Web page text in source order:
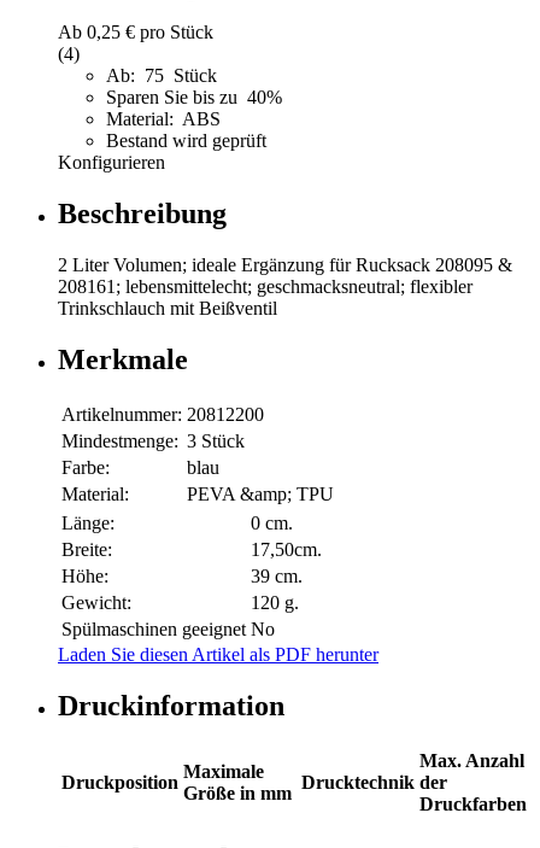
Ab 0,25 € pro Stück
(4)
Ab: 75 Stück
Sparen Sie bis zu 40%
Material: ABS
Bestand wird geprüft
Konfigurieren
Beschreibung
2 Liter Volumen; ideale Ergänzung für Rucksack 208095 &
208161; lebensmittelecht; geschmacksneutral; flexibler
Trinkschlauch mit Beißventil
Merkmale
Artikelnummer: 20812200
Mindestmenge: 3 Stück
Farbe:
blau
Material:
PEVA &amp; TPU
Länge:
0 cm.
Breite:
17,50cm.
Höhe:
39 cm.
Gewicht:
120 g.
Spülmaschinen geeignet No
Laden Sie diesen Artikel als PDF herunter
Druckinformation
Druckposition
Maximale
Größe in mm
Drucktechnik
Max. Anzahl
der
Druckfarben